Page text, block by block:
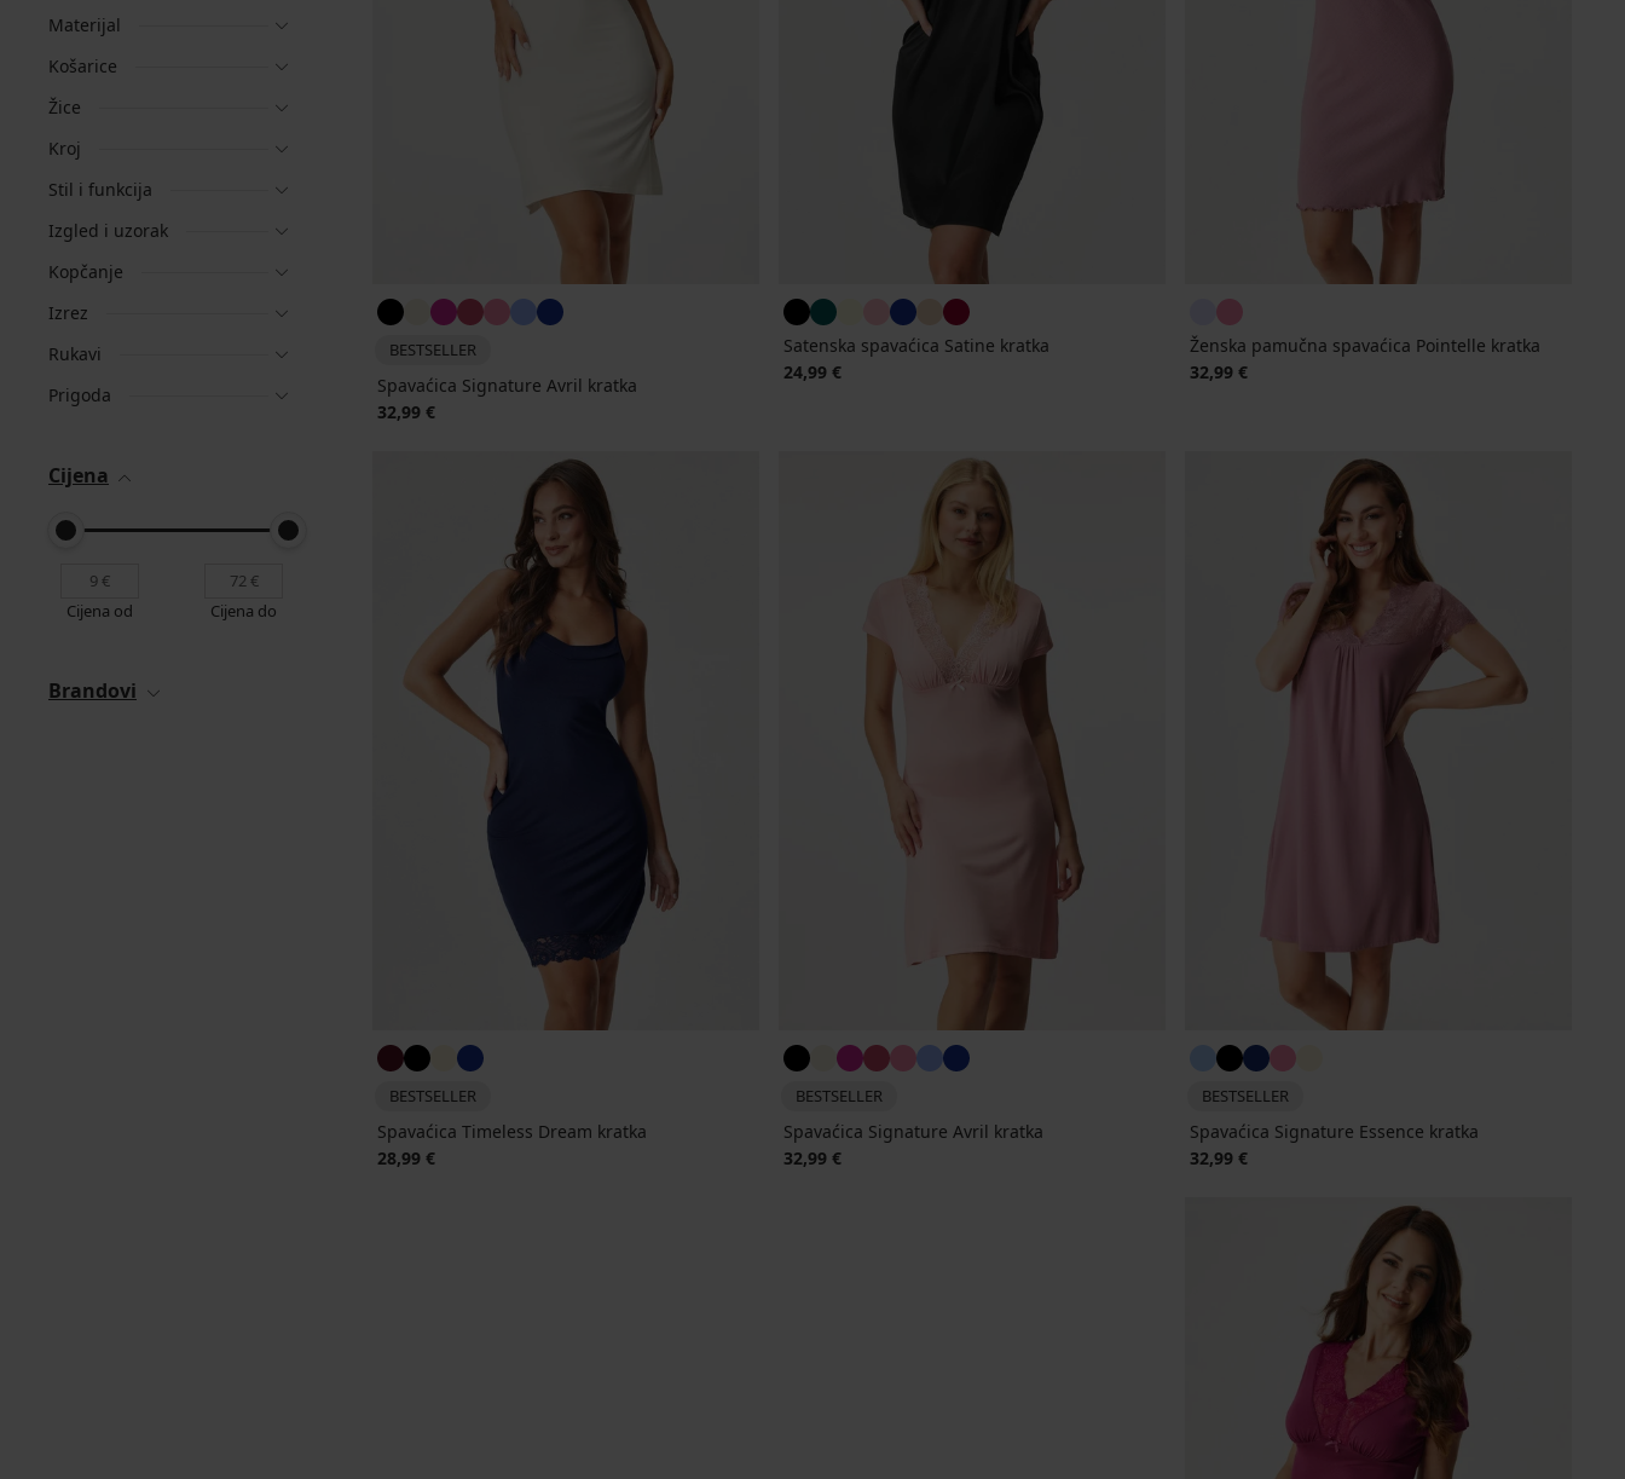
Materijal
Košarice
Žice
Kroj
Stil i funkcija
Izgled i uzorak
Kopčanje
Izrez
Rukavi
Prigoda
Cijena
Cijena od Cijena do
Brandovi
BESTSELLER
Spavaćica Signature Avril kratka
32,99 €
Satenska spavaćica Satine kratka
24,99 €
Ženska pamučna spavaćica Pointelle kratka
32,99 €
BESTSELLER
Spavaćica Timeless Dream kratka
28,99 €
BESTSELLER
Spavaćica Signature Avril kratka
32,99 €
BESTSELLER
Spavaćica Signature Essence kratka
32,99 €